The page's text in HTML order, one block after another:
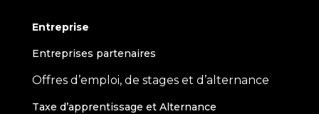
Entreprise
Entreprises partenaires
Offres d’emploi, de stages et d’alternance
Taxe d’apprentissage et Alternance